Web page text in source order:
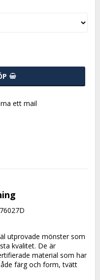
ett mail
utprovade mönster som
kvalitet. De är
material som har
färg och form, tvätt